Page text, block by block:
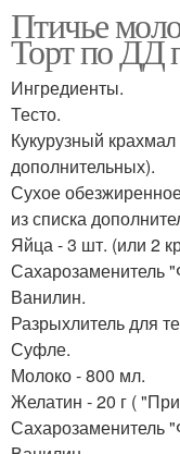
Птичье
Торт по ДД
Ингредиенты.
Тесто.
Кукурузный
дополнительных).
Сухое
из списка
Яйца - 3 шт. (или 2
Сахарозаменитель
Ванилин.
Разрыхлитель для
Суфле.
Молоко - 800 мл.
Желатин - 20 г (
Сахарозаменитель